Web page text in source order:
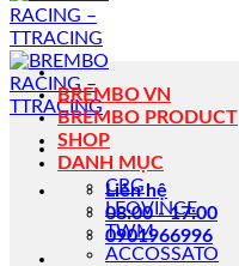
Liên hệ
08:00 - 17:00
0901966996
BREMBO VN
BREMBO PRODUCT
SHOP
DANH MỤC
CRG
LEOVINCE
TWM
ACCOSSATO